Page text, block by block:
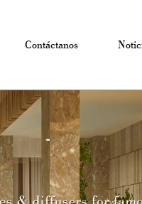
Contáctanos